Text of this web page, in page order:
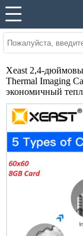
Xeast 2,4-
Thermal Imaging
экономичный